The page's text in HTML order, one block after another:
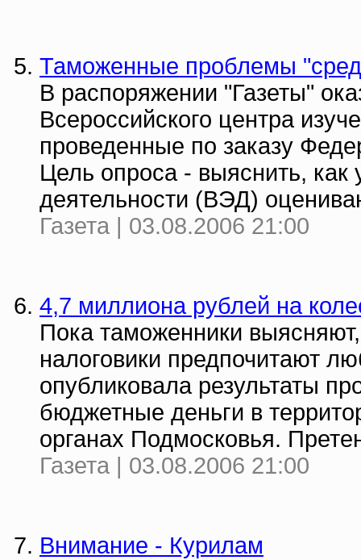
Таможенные проблемы
В распоряжении "Газеты"
Всероссийского центра
проведенные по заказу
Цель опроса - выяснить, как
деятельности (ВЭД)
Газета | 03.08.2006 21:00
4,7 миллиона рублей на
Пока таможенники
налоговики предпочитают
опубликовала результаты
бюджетные деньги в
органах Подмосковья.
Газета | 03.08.2006 21:00
Внимание - Курилам